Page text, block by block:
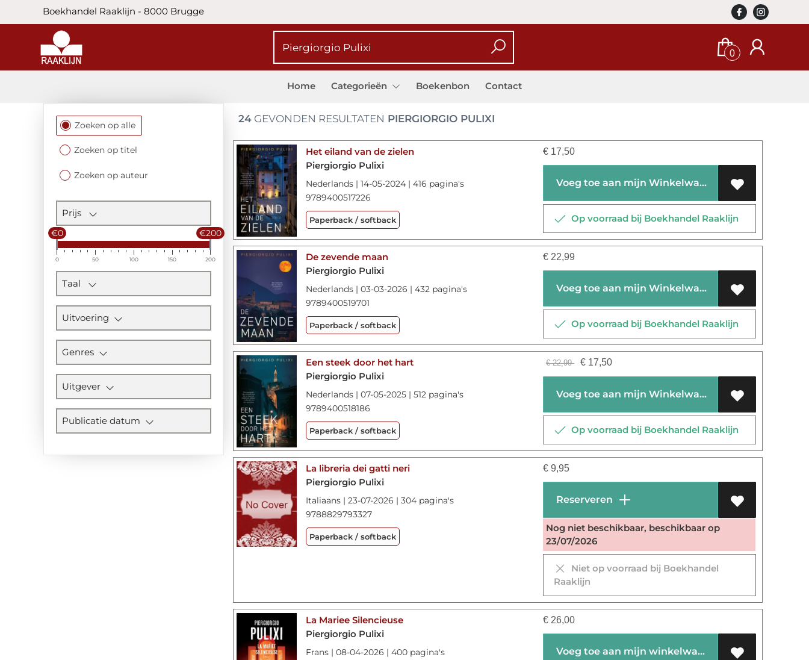
Boekhandel Raaklijn - 8000 Brugge
0
Home Categorieën Boekenbon Contact
Filtersectie
Zoeken op alle
Zoeken op titel
Zoeken op auteur
Prijs
€0 €200
0 50 100 150 200
Taal
Uitvoering
Genres
Uitgever
Publicatie datum
24 GEVONDEN RESULTATEN PIERGIORGIO PULIXI
Het eiland van de zielen
Piergiorgio Pulixi
Nederlands | 14-05-2024 | 416 pagina's
9789400517226
Paperback / softback
€ 17,50
Voeg toe aan mijn Winkelwagen
Op voorraad bij Boekhandel Raaklijn
De zevende maan
Piergiorgio Pulixi
Nederlands | 03-03-2026 | 432 pagina's
9789400519701
Paperback / softback
€ 22,99
Voeg toe aan mijn Winkelwagen
Op voorraad bij Boekhandel Raaklijn
Een steek door het hart
Piergiorgio Pulixi
Nederlands | 07-05-2025 | 512 pagina's
9789400518186
Paperback / softback
€22,99 € 17,50
Voeg toe aan mijn Winkelwagen
Op voorraad bij Boekhandel Raaklijn
La libreria dei gatti neri
Piergiorgio Pulixi
Italiaans | 23-07-2026 | 304 pagina's
9788829793327
Paperback / softback
€ 9,95
Reserveren
Nog niet beschikbaar, beschikbaar op
23/07/2026
Niet op voorraad bij Boekhandel
Raaklijn
La Mariee Silencieuse
Piergiorgio Pulixi
Frans | 08-04-2026 | 400 pagina's
€ 26,00
Voeg toe aan mijn winkelwagen